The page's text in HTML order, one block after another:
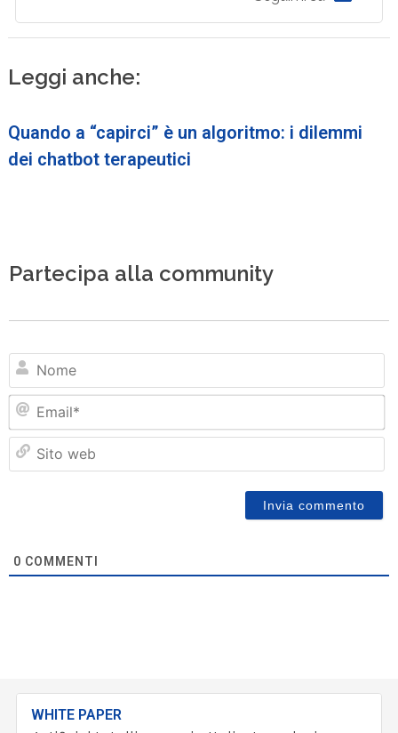
Leggi anche:
Quando a “capirci” è un algoritmo: i dilemmi
dei chatbot terapeutici
Partecipa alla community
0 COMMENTI
WHITE PAPER